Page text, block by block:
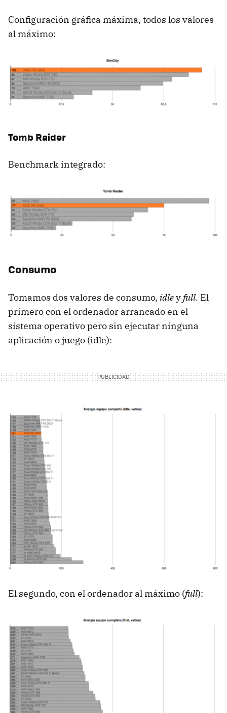
Configuración gráfica máxima, todos los valores
al máximo:
Tomb Raider
Benchmark integrado:
Consumo
Tomamos dos valores de consumo, idley full. El
primero con el ordenador arrancado en el
sistema operativo pero sin ejecutar ninguna
aplicación o juego (idle):
El segundo, con el ordenador al máximo (full):